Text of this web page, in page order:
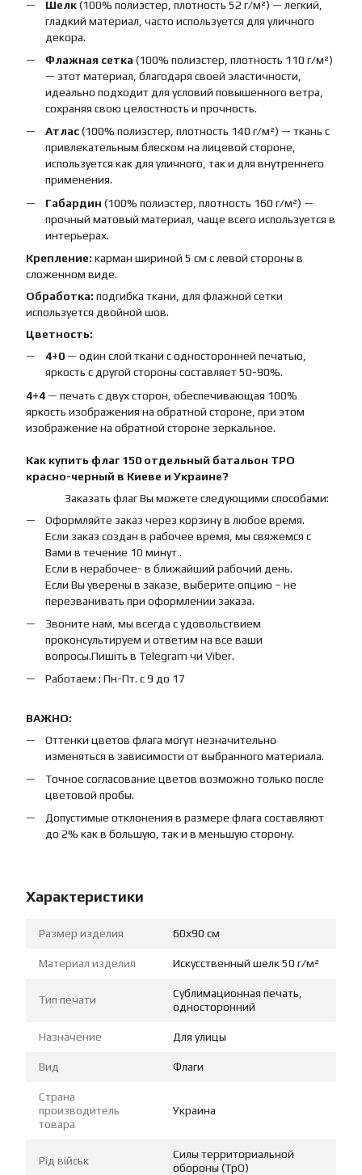
Шелк(100% полиэстер, плотность 52 г/м²) — легкий,
гладкий материал, часто используется для уличного
декора.
Флажная сетка (100% полиэстер, плотность 110 г/м²)
— этот материал, благодаря своей эластичности,
идеально подходит для условий повышенного ветра,
сохраняя свою целостность и прочность.
Атлас(100% полиэстер, плотность 140 г/м²) — ткань с
привлекательным блеском на лицевой стороне,
используется как для уличного, так и для внутреннего
применения.
Габардин (100% полиэстер, плотность 160 г/м²) —
прочный матовый материал, чаще всего используется в
интерьерах.
Крепление: карман шириной 5 см с левой стороны в
сложенном виде.
Обработка: подгибка ткани, для флажной сетки
используется двойной шов.
Цветность:
4+0 — один слой ткани с односторонней печатью,
яркость с другой стороны составляет 50-90%.
4+4 — печать с двух сторон, обеспечивающая 100%
яркость изображения на обратной стороне, при этом
изображение на обратной стороне зеркальное.
Как купить флаг 150 отдельный батальон ТРО
красно-черный в Киеве и Украине?
Заказать флаг Вы можете следующими способами:
Оформляйте заказ через корзину в любое время.
Если заказ создан в рабочее время, мы свяжемся с
Вами в течение 10 минут .
Если в нерабочее- в ближайший рабочий день.
Если Вы уверены в заказе, выберите опцию – не
перезванивать при оформлении заказа.
Звоните нам, мы всегда с удовольствием
проконсультируем и ответим на все ваши
вопросы.Пишіть в Telegram чи Viber.
Работаем : Пн-Пт. с 9 до 17
ВАЖНО:
Оттенки цветов флага могут незначительно
изменяться в зависимости от выбранного материала.
Точное согласование цветов возможно только после
цветовой пробы.
Допустимые отклонения в размере флага составляют
до 2% как в большую, так и в меньшую сторону.
Характеристики
Размер изделия 60х90 см
Материал изделия Искусственный шелк 50 г/м²
Тип печати
Сублимационная печать,
односторонний
Назначение Для улицы
Вид Флаги
Страна
производитель
товара
Украина
Рід військ
Силы территориальной
обороны (ТрО)